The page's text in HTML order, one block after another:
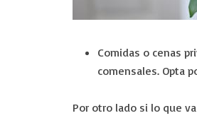
Comidas o cenas
comensales. Opta
Por otro lado si lo que